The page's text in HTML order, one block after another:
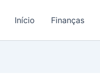
Início Finanças